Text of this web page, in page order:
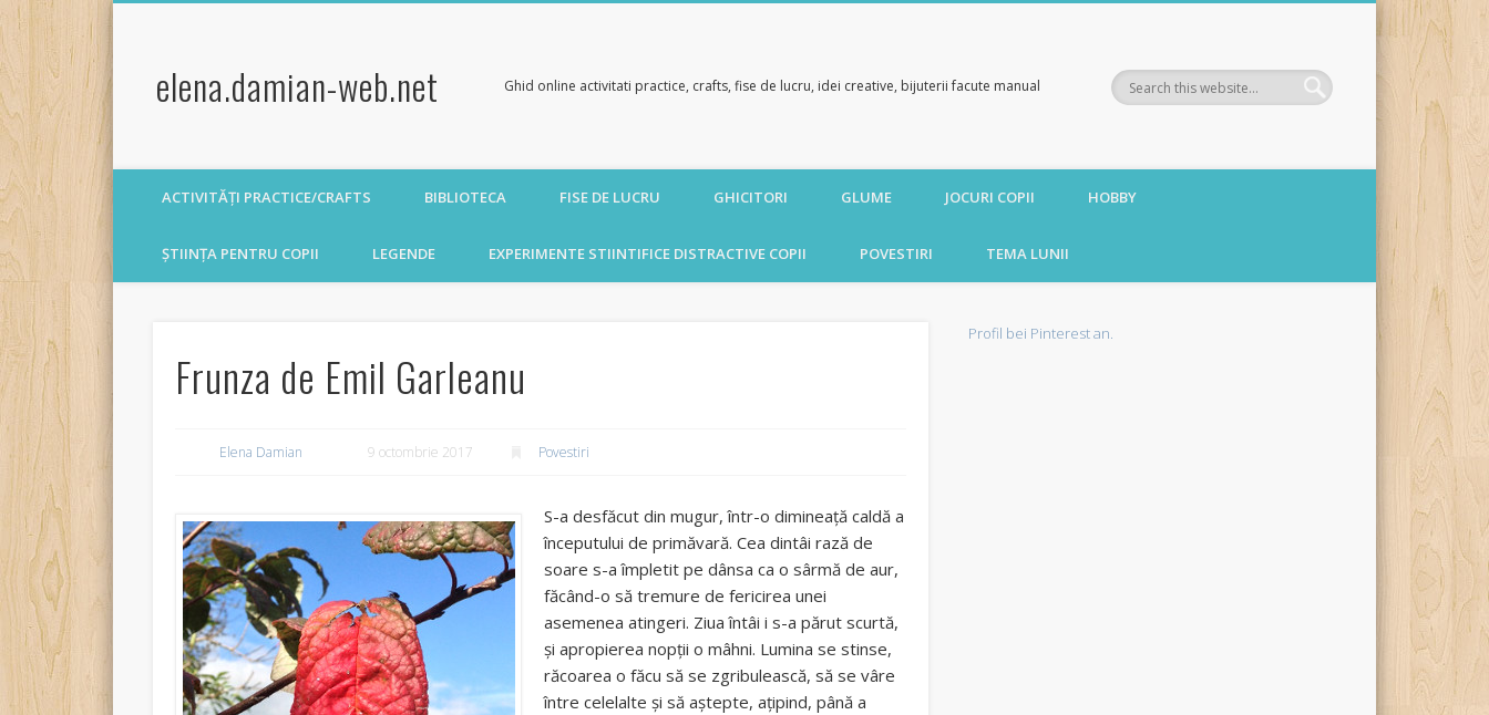
elena.damian-web.net Ghid online activitati practice, crafts, fise de lucru, idei creative, bijuterii facute manual
ACTIVITĂȚI PRACTICE/CRAFTS BIBLIOTECA FISE DE LUCRU GHICITORI GLUME JOCURI COPII HOBBY
ȘTIINȚA PENTRU COPII LEGENDE EXPERIMENTE STIINTIFICE DISTRACTIVE COPII POVESTIRI TEMA LUNII
Frunza de Emil Garleanu
Elena Damian 9 octombrie 2017 Povestiri
S-a desfăcut din mugur, într-o dimineață caldă a
începutului de primăvară. Cea dintâi rază de
soare s-a împletit pe dânsa ca o sârmă de aur,
făcând-o să tremure de fericirea unei
asemenea atingeri. Ziua întâi i s-a părut scurtă,
și apropierea nopții o mâhni. Lumina se stinse,
răcoarea o făcu să se zgribulească, să se vâre
între celelalte și să aștepte, ațipind, până a
Profil bei Pinterest an.